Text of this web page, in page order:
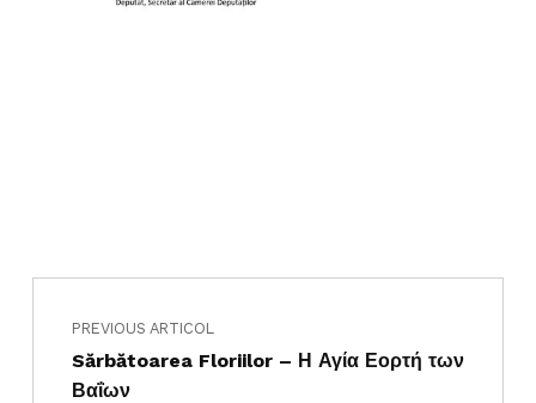
Skip back to main navigation
Navigare în articole
PREVIOUS ARTICOL
Sărbătoarea Floriilor – Η Αγία Εορτή των
Βαΐων